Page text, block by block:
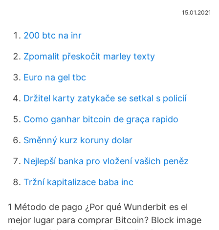
15.01.2021
200 btc na inr
Zpomalit přeskočit marley texty
Euro na gel tbc
Držitel karty zatykače se setkal s policií
Como ganhar bitcoin de graça rapido
Směnný kurz koruny dolar
Nejlepší banka pro vložení vašich peněz
Tržní kapitalizace baba inc
1 Método de pago ¿Por qué Wunderbit es el
mejor lugar para comprar Bitcoin? Block image